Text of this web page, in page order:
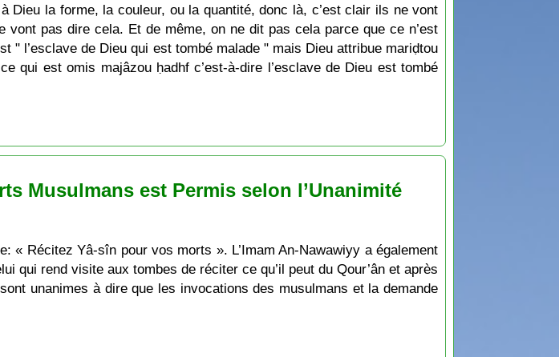
la forme, la couleur, ou la quantité, donc là, c’est clair ils ne vont
pas dire cela. Et de même, on ne dit pas cela parce que ce n’est
" l’esclave de Dieu qui est tombé malade " mais Dieu attribue mariḍtou
qui est omis majâzou ḥadhf c’est-à-dire l’esclave de Dieu est tombé
Musulmans est Permis selon l’Unanimité
qui rend visite aux tombes de réciter ce qu’il peut du Qour’ân et après
unanimes à dire que les invocations des musulmans et la demande